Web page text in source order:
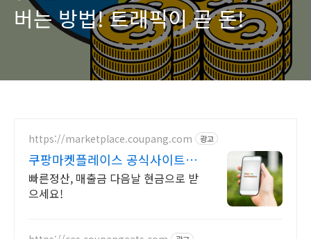
버는 방법! 트래픽이 곧 돈!
https://marketplace.coupang.com 광고
쿠팡마켓플레이스 공식사이트
쿠팡 공식 입점사이트
빠른정산, 매출금 다음날 현금으로 받
으세요!